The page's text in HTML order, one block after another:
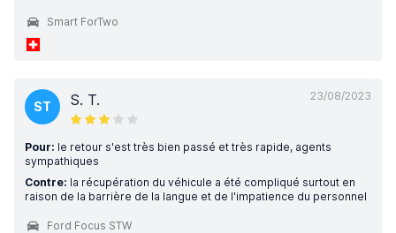
Smart ForTwo
23/08/2023
ST S. T.
Pour: le retour s'est très bien passé et très rapide, agents
sympathiques
Contre: la récupération du véhicule a été compliqué surtout en
raison de la barrière de la langue et de l'impatience du personnel
Ford Focus STW